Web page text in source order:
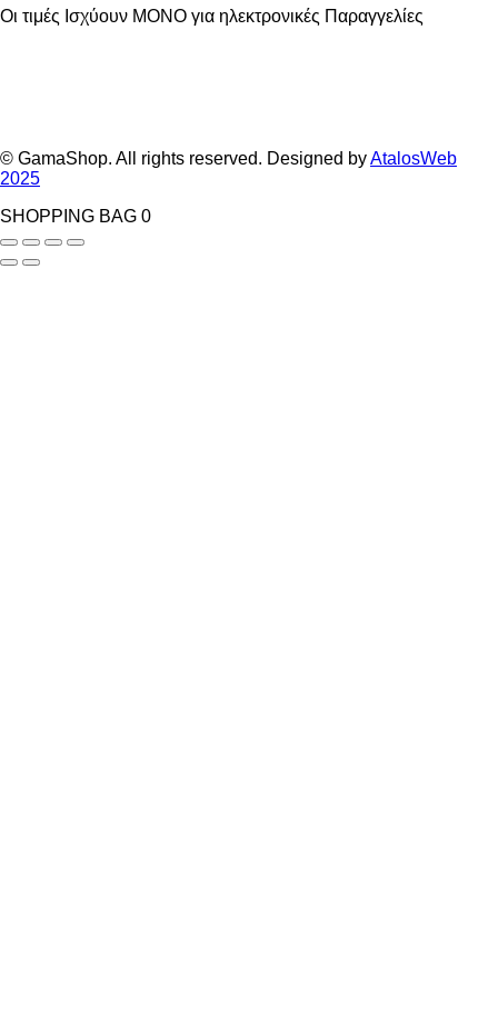
Οι τιμές Ισχύουν ΜΟΝΟ για ηλεκτρονικές Παραγγελίες
© GamaShop. All rights reserved. Designed byAtalosWeb
2025
SHOPPING BAG 0